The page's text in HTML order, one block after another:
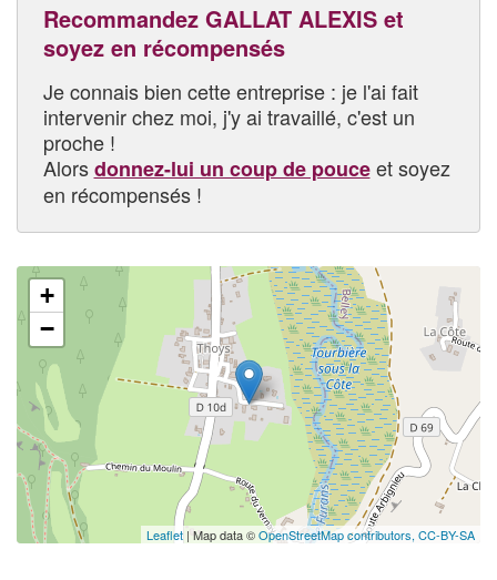
Recommandez GALLAT ALEXIS et
soyez en récompensés
Je connais bien cette entreprise : je l'ai fait
intervenir chez moi, j'y ai travaillé, c'est un
proche !
Alorsdonnez-lui un coup de pouceet soyez
en récompensés !
+
−
Leaflet | Map data ©OpenStreetMap contributors, CC-BY-SA